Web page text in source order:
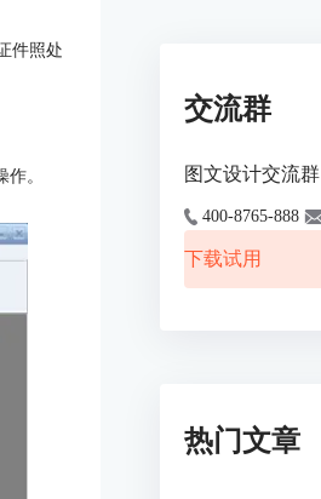
件照处
。
交流群
图文设计交流群
400-8765-888
下载试用
热门文章